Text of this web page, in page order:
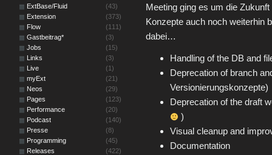
Meeting ging es um die
Konzepte auch noch weiterhin
dabei…
Handling of the DB and
Deprecation of branch
Versionierungskonzepte)
Deprecation of the draft
)
Visual cleanup and
Documentation
ExtBase/Fluid
(43)
Extension
(373)
Flow
(111)
Gastbeitrag*
(3)
Jobs
(15)
Links
(3)
Live
(1)
myExt
(21)
Neos
(29)
Pages
(123)
Performance
(20)
Podcast
(140)
Presse
(8)
Programming
(45)
Releases
(422)